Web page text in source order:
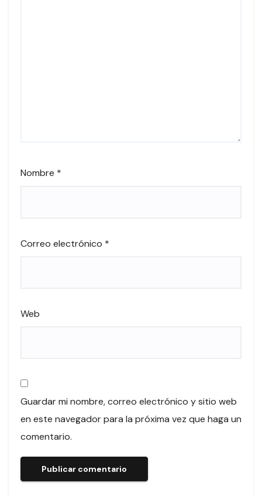
Nombre *
Correo electrónico *
Web
Guardar mi nombre, correo electrónico y sitio web
en este navegador para la próxima vez que haga un
comentario.